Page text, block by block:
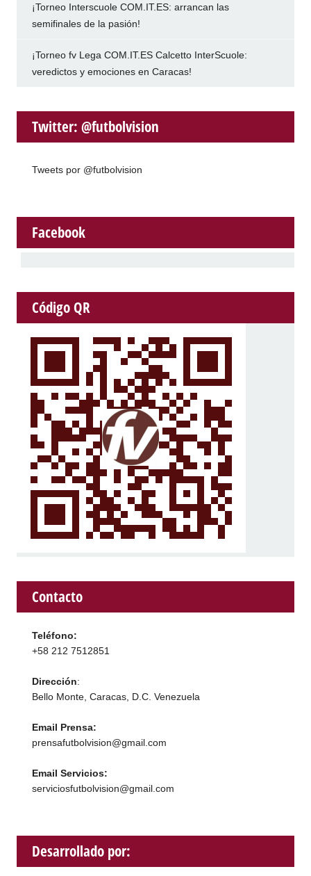
¡Torneo Interscuole COM.IT.ES: arrancan las
semifinales de la pasión!
¡Torneo fv Lega COM.IT.ES Calcetto InterScuole:
veredictos y emociones en Caracas!
Twitter: @futbolvision
Tweets por @futbolvision
Facebook
Código QR
Contacto
Teléfono:
+58 212 7512851
Dirección:
Bello Monte, Caracas, D.C. Venezuela
Email Prensa:
prensafutbolvision@gmail.com
Email Servicios:
serviciosfutbolvision@gmail.com
Desarrollado por: